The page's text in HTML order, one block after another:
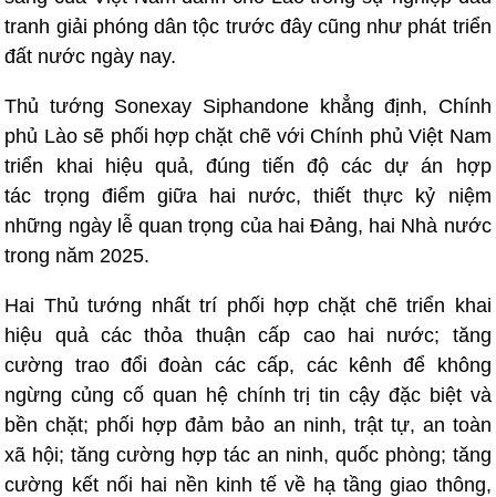
tranh giải phóng dân tộc trước đây cũng như phát triển
đất nước ngày nay.
Thủ tướng Sonexay Siphandone khẳng định, Chính
phủ Lào sẽ phối hợp chặt chẽ với Chính phủ Việt Nam
triển khai hiệu quả, đúng tiến độ các dự án hợp
tác trọng điểm giữa hai nước, thiết thực kỷ niệm
những ngày lễ quan trọng của hai Đảng, hai Nhà nước
trong năm 2025.
Hai Thủ tướng nhất trí phối hợp chặt chẽ triển khai
hiệu quả các thỏa thuận cấp cao hai nước; tăng
cường trao đổi đoàn các cấp, các kênh để không
ngừng củng cố quan hệ chính trị tin cậy đặc biệt và
bền chặt; phối hợp đảm bảo an ninh, trật tự, an toàn
xã hội; tăng cường hợp tác an ninh, quốc phòng; tăng
cường kết nối hai nền kinh tế về hạ tầng giao thông,